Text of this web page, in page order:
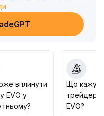
початковій стадії
нижню
стоп-лосс,
виконувати стоп-
ризик втрати
залишатися обережно-
вплинути
EVO у
Що
трейдери
EVO?